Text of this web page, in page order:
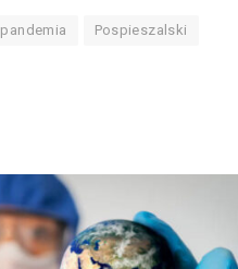
pandemia Pospieszalski